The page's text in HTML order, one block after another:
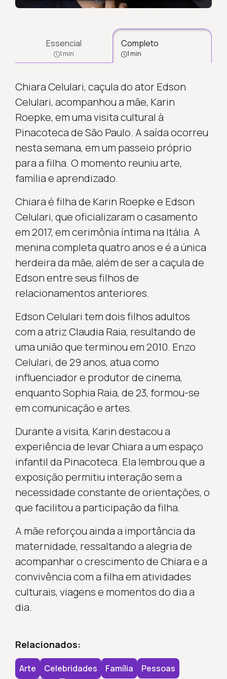
Essencial
1 min
Completo
1 min
Chiara Celulari, caçula do ator Edson
Celulari, acompanhou a mãe, Karin
Roepke, em uma visita cultural à
Pinacoteca de São Paulo. A saída ocorreu
nesta semana, em um passeio próprio
para a filha. O momento reuniu arte,
família e aprendizado.
Chiara é filha de Karin Roepke e Edson
Celulari, que oficializaram o casamento
em 2017, em cerimônia íntima na Itália. A
menina completa quatro anos e é a única
herdeira da mãe, além de ser a caçula de
Edson entre seus filhos de
relacionamentos anteriores.
Edson Celulari tem dois filhos adultos
com a atriz Claudia Raia, resultando de
uma união que terminou em 2010. Enzo
Celulari, de 29 anos, atua como
influenciador e produtor de cinema,
enquanto Sophia Raia, de 23, formou-se
em comunicação e artes.
Durante a visita, Karin destacou a
experiência de levar Chiara a um espaço
infantil da Pinacoteca. Ela lembrou que a
exposição permitiu interação sem a
necessidade constante de orientações, o
que facilitou a participação da filha.
A mãe reforçou ainda a importância da
maternidade, ressaltando a alegria de
acompanhar o crescimento de Chiara e a
convivência com a filha em atividades
culturais, viagens e momentos do dia a
dia.
Relacionados:
Arte Celebridades Família Pessoas